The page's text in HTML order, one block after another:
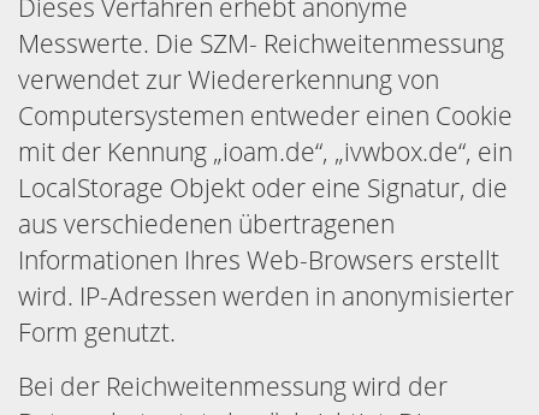
Dieses Verfahren erhebt anonyme
Messwerte. Die SZM- Reichweitenmessung
verwendet zur Wiedererkennung von
Computersystemen entweder einen Cookie
mit der Kennung „ioam.de“, „ivwbox.de“, ein
LocalStorage Objekt oder eine Signatur, die
aus verschiedenen übertragenen
Informationen Ihres Web-Browsers erstellt
wird. IP-Adressen werden in anonymisierter
Form genutzt.
Bei der Reichweitenmessung wird der